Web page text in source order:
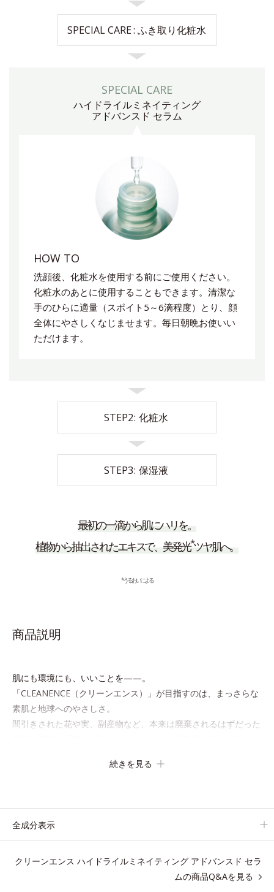
SPECIAL CARE ふき取り化粧水
SPECIAL CARE
ハイドライルミネイティング
アドバンスド セラム
HOW TO
洗顔後、化粧水を使用する前にご使用ください。
化粧水のあとに使用することもできます。清潔な
手のひらに適量（スポイト5～6滴程度）とり、顔
全体にやさしくなじませます。毎日朝晩お使いい
ただけます。
STEP2 化粧水
STEP3 保湿液
最初の一滴から肌にハリを。
植物から抽出されたエキスで、美発光*ツヤ肌へ。
*うるおいによる
商品説明
肌にも環境にも、いいことを——。
「CLEANENCE（クリーンエンス）」が目指すのは、まっさらな
素肌と地球へのやさしさ。
間引きされた花や実、副産物など、本来は廃棄されるはずだった
れるものを生まれ変わらせて新しいパワーを引き出し、サイエン
アレルギーテスト済＝全ての方にアレルギーが起こらないということで
はありません。
クリーンエンス ハイドライルミネイティング アド
続きを見る
全成分表示
クリーンエンス ハイドライルミネイティング アドバンスド セラ
ムの商品Q&Aを見る